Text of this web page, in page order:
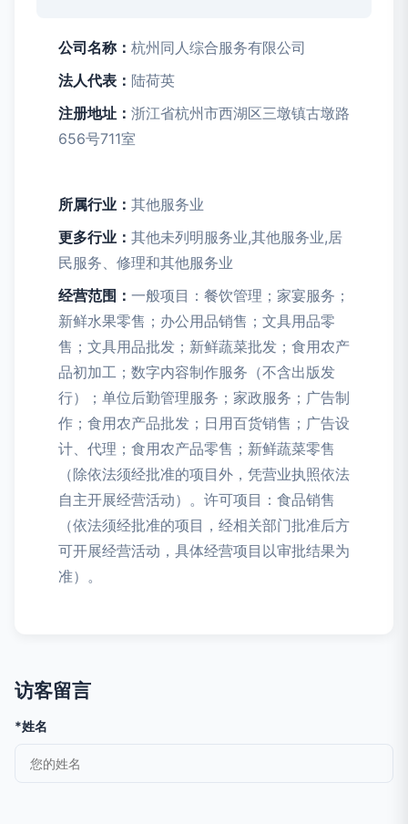
公司名称： 杭州同人综合服务有限公司
法人代表： 陆荷英
注册地址： 浙江省杭州市西湖区三墩镇古墩路
656号711室
所属行业： 其他服务业
更多行业： 其他未列明服务业,其他服务业,居
民服务、修理和其他服务业
经营范围： 一般项目：餐饮管理；家宴服务；
新鲜水果零售；办公用品销售；文具用品零
售；文具用品批发；新鲜蔬菜批发；食用农产
品初加工；数字内容制作服务（不含出版发
行）；单位后勤管理服务；家政服务；广告制
作；食用农产品批发；日用百货销售；广告设
计、代理；食用农产品零售；新鲜蔬菜零售
（除依法须经批准的项目外，凭营业执照依法
自主开展经营活动）。许可项目：食品销售
（依法须经批准的项目，经相关部门批准后方
可开展经营活动，具体经营项目以审批结果为
准）。
访客留言
*姓名